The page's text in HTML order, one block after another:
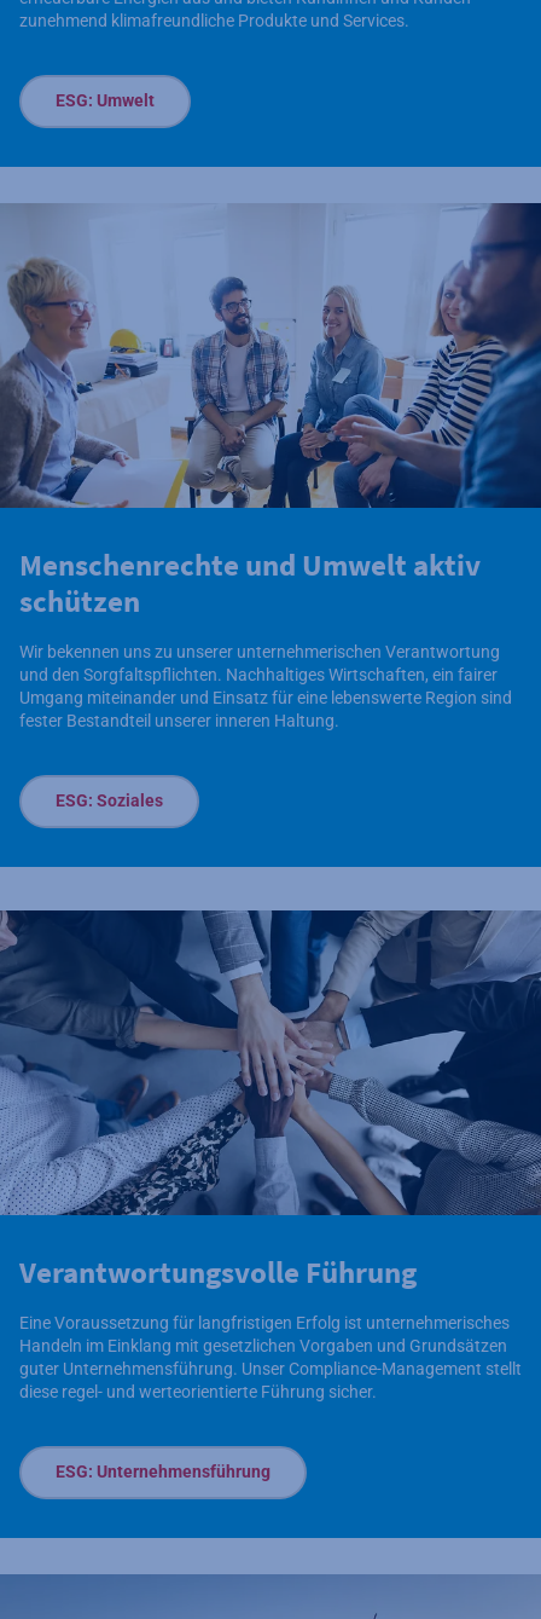
zunehmend klimafreundliche Produkte und Services.
ESG: Umwelt
Menschenrechte und Umwelt aktiv
schützen
Wir bekennen uns zu unserer unternehmerischen Verantwortung
und den Sorgfaltspflichten. Nachhaltiges Wirtschaften, ein fairer
Umgang miteinander und Einsatz für eine lebenswerte Region sind
fester Bestandteil unserer inneren Haltung.
ESG: Soziales
Verantwortungsvolle Führung
Eine Voraussetzung für langfristigen Erfolg ist unternehmerisches
Handeln im Einklang mit gesetzlichen Vorgaben und Grundsätzen
guter Unternehmensführung. Unser Compliance-Management stellt
diese regel- und werteorientierte Führung sicher.
ESG: Unternehmensführung